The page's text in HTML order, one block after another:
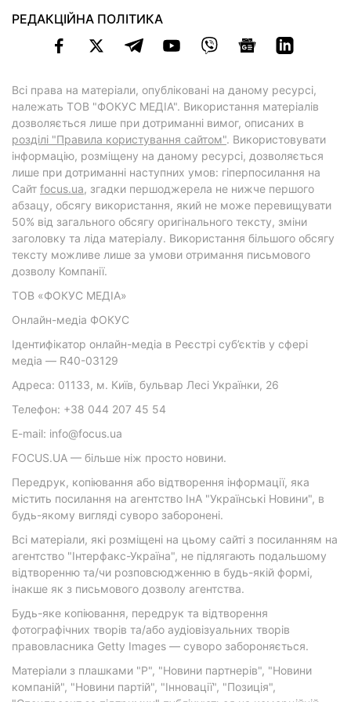
РЕДАКЦІЙНА ПОЛІТИКА
Всі права на матеріали, опубліковані на даному ресурсі,
належать ТОВ "ФОКУС МЕДІА". Використання матеріалів
дозволяється лише при дотриманні вимог, описаних в
розділі "Правила користування сайтом". Використовувати
інформацію, розміщену на даному ресурсі, дозволяється
лише при дотриманні наступних умов: гіперпосилання на
Cайт focus.ua, згадки першоджерела не нижче першого
абзацу, обсягу використання, який не може перевищувати
50% від загального обсягу оригінального тексту, зміни
заголовку та ліда матеріалу. Використання більшого обсягу
тексту можливе лише за умови отримання письмового
дозволу Компанії.
ТОВ «ФОКУС МЕДІА»
Онлайн-медіа ФОКУС
Ідентифікатор онлайн-медіа в Реєстрі суб’єктів у сфері
медіа — R40-03129
Адреса: 01133, м. Київ, бульвар Лесі Українки, 26
Телефон: +38 044 207 45 54
E-mail: info@focus.ua
FOCUS.UA — більше ніж просто новини.
Передрук, копіювання або відтворення інформації, яка
містить посилання на агентство ІнА "Українські Новини", в
будь-якому вигляді суворо заборонені.
Всі матеріали, які розміщені на цьому сайті з посиланням на
агентство "Інтерфакс-Україна", не підлягають подальшому
відтворенню та/чи розповсюдженню в будь-якій формі,
інакше як з письмового дозволу агентства.
Будь-яке копіювання, передрук та відтворення
фотографічних творів та/або аудіовізуальних творів
правовласника Getty Images — суворо забороняється.
Матеріали з плашками "Р", "Новини партнерів", "Новини
компаній", "Новини партій", "Інновації", "Позиція",